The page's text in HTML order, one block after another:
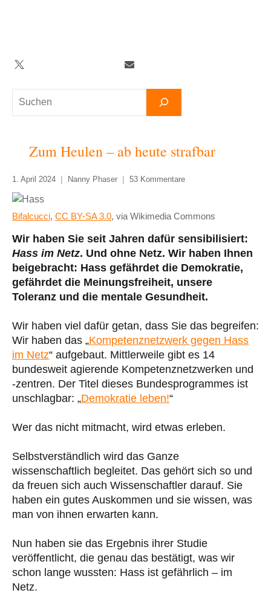
Suchen
Twitter TelegramNewsletter
Zum Heulen – ab heute strafbar
1. April 2024 Nanny Phaser 53 Kommentare
Bifalcucci, CC BY-SA 3.0, via Wikimedia Commons
Wir haben Sie seit Jahren dafür sensibilisiert:
Hass im Netz. Und ohne Netz. Wir haben Ihnen
beigebracht: Hass gefährdet die Demokratie,
gefährdet die Meinungsfreiheit, unsere
Toleranz und die mentale Gesundheit.
Wir haben viel dafür getan, dass Sie das begreifen:
Wir haben das „Kompetenznetzwerk gegen Hass
im Netz“ aufgebaut. Mittlerweile gibt es 14
bundesweit agierende Kompetenznetzwerken und
-zentren. Der Titel dieses Bundesprogrammes ist
unschlagbar: „Demokratie leben!“
Wer das nicht mitmacht, wird etwas erleben.
Selbstverständlich wird das Ganze
wissenschaftlich begleitet. Das gehört sich so und
da freuen sich auch Wissenschaftler darauf. Sie
haben ein gutes Auskommen und sie wissen, was
man von ihnen erwarten kann.
Nun haben sie das Ergebnis ihrer Studie
veröffentlicht, die genau das bestätigt, was wir
schon lange wussten: Hass ist gefährlich – im
Netz.